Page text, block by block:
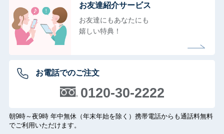
お友達紹介サービス
お友達にもあなたにも
嬉しい特典！
お電話でのご注文
0120-30-2222
朝9時～夜9時 年中無休（年末年始を除く）携帯電話からも通話料無料
でご利用いただけます。